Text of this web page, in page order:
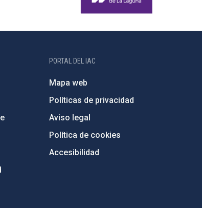
PORTAL DEL IAC
Mapa web
Políticas de privacidad
Aviso legal
Política de cookies
Accesibilidad